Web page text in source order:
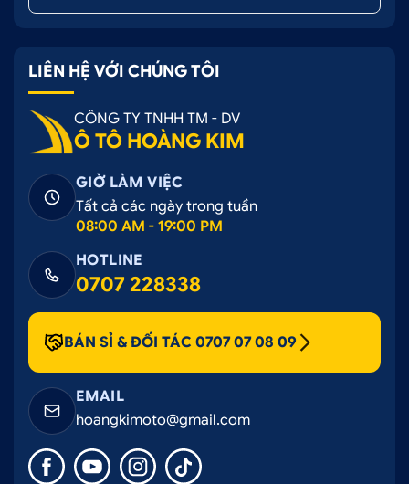
LIÊN HỆ VỚI CHÚNG TÔI
CÔNG TY TNHH TM - DV
Ô TÔ HOÀNG KIM
GIỜ LÀM VIỆC
Tất cả các ngày trong tuần
08:00 AM - 19:00 PM
HOTLINE
0707 228338
BÁN SỈ & ĐỐI TÁC 0707 07 08 09
EMAIL
hoangkimoto@gmail.com